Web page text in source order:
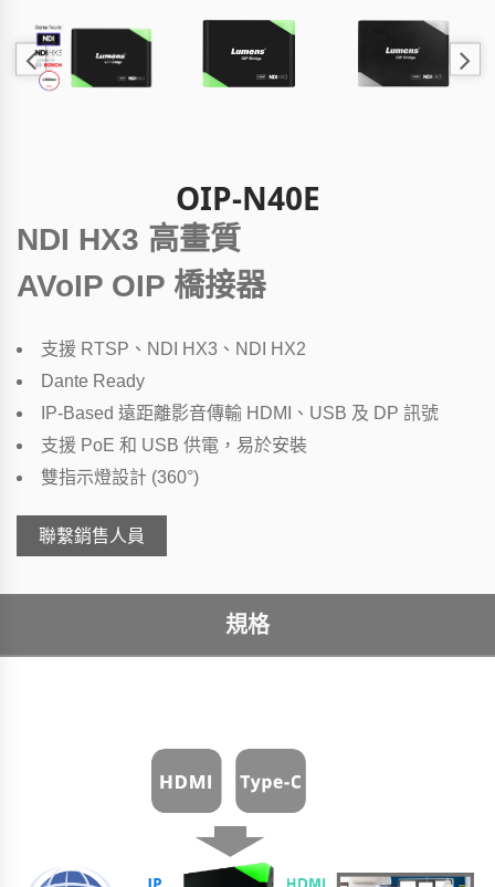
OIP-N40E
NDI HX3 高畫質
AVoIP OIP 橋接器
支援 RTSP、NDI HX3、NDI HX2
Dante Ready
IP-Based 遠距離影音傳輸 HDMI、USB 及 DP 訊號
支援 PoE 和 USB 供電，易於安裝
雙指示燈設計 (360°)
聯繫銷售人員
規格